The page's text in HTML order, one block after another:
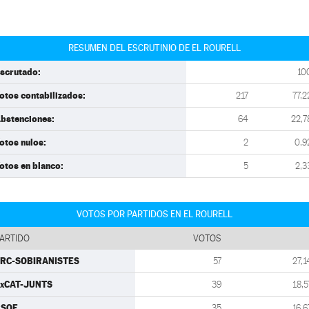
RESUMEN DEL ESCRUTINIO DE EL ROURELL
contabilizados: 217
64
nulos: 2
en blanco: 5
VOTOS POR PARTIDOS EN EL ROURELL
VOTOS
SOBIRANISTES 57
JUNTS 39